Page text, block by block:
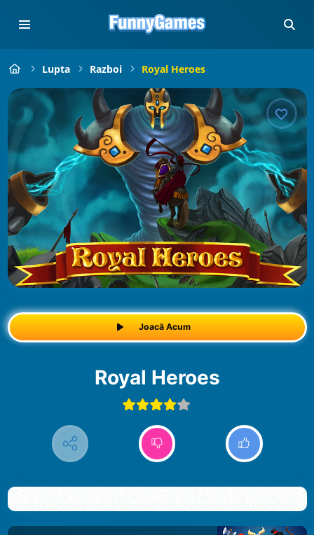
Lupta Razboi Royal Heroes
Joacă Acum
Royal Heroes